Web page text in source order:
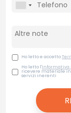
Ho letto e accetto
Ho letto l'Informativa
ricevere materiale
servizi inerenti